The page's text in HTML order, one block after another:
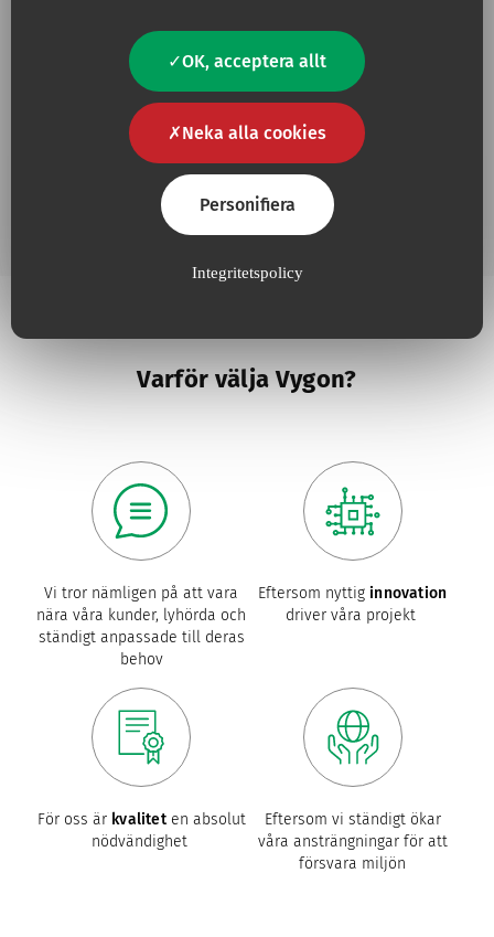
OK, acceptera allt
Neka alla cookies
Personifiera
Integritetspolicy
Drawing up Needle
Drawing up needle
Varför välja Vygon?
Vi tror nämligen på att vara
nära våra kunder, lyhörda och
ständigt anpassade till deras
behov
Eftersom nyttiginnovation
driver våra projekt
För oss är kvaliteten absolut
nödvändighet
Eftersom vi ständigt ökar
våra ansträngningar för att
försvara miljön